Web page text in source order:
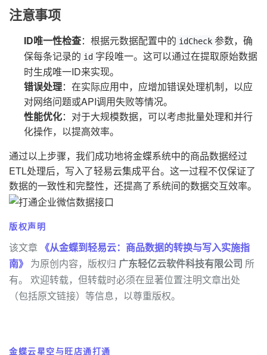
注意事项
ID唯一性检查：根据元数据配置中的 idCheck 参数，确
保每条记录的 id 字段唯一。这可以通过在提取原始数据
时生成唯一ID来实现。
错误处理：在实际应用中，应增加错误处理机制，以应
对网络问题或API调用失败等情况。
性能优化：对于大规模数据，可以考虑批量处理和并行
化操作，以提高效率。
通过以上步骤，我们成功地将金蝶系统中的商品数据经过
ETL处理后，写入了轻易云集成平台。这一过程不仅保证了
数据的一致性和完整性，还提高了系统间的数据交互效率。
版权声明
该文章 《从金蝶到轻易云：商品数据的转换与写入实施指
南》 为原创内容，版权归 广东轻亿云软件科技有限公司 所
有。 欢迎转载，但转载时必须在显著位置注明文章出处
（包括原文链接）等信息，以尊重版权。
金蝶云星空与旺店通打通